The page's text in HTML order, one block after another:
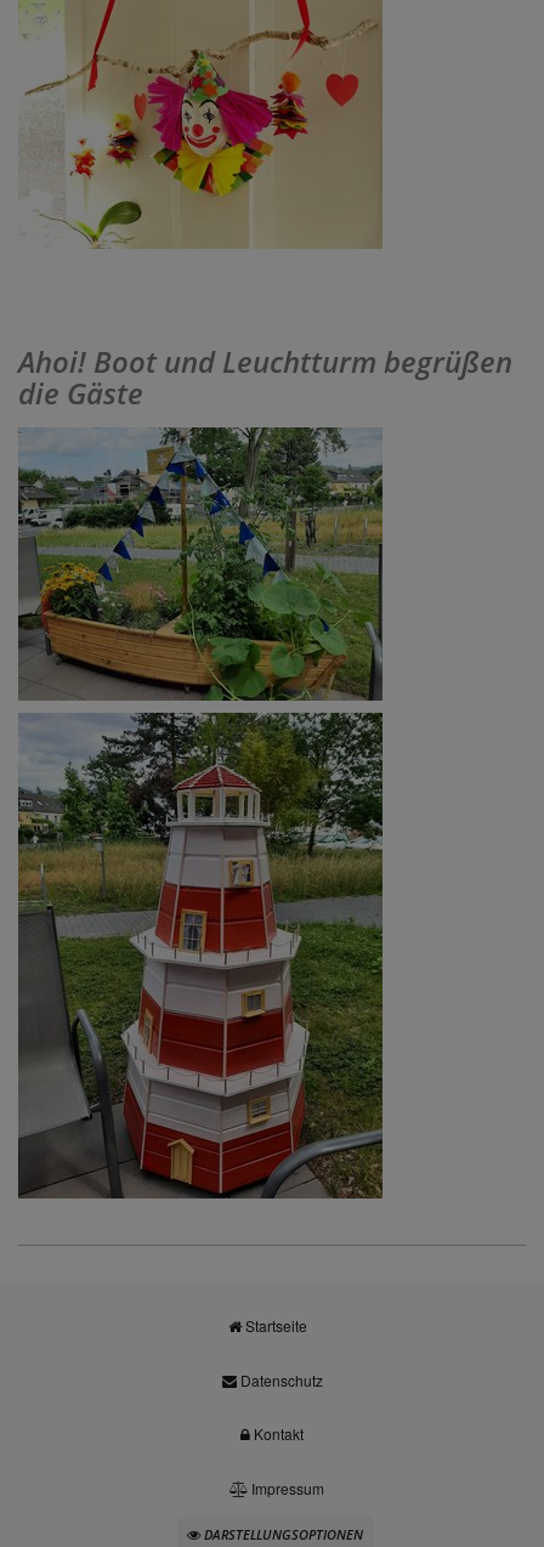
Ahoi! Boot und Leuchtturm begrüßen
die Gäste
Startseite
Datenschutz
Kontakt
Impressum
DARSTELLUNGSOPTIONEN